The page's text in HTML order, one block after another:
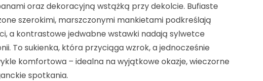
oraz dekoracyjną wstążką przy dekolcie. Bufiaste
szerokimi, marszczonymi mankietami podkreślają
a kontrastowe jedwabne wstawki nadają sylwetce
To sukienka, która przyciąga wzrok, a jednocześnie
komfortowa – idealna na wyjątkowe okazje, wieczorne
spotkania.